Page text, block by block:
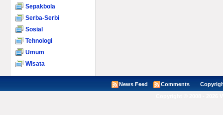
Sepakbola
Serba-Serbi
Sosial
Tehnologi
Umum
Wisata
News Feed Comments Copyright